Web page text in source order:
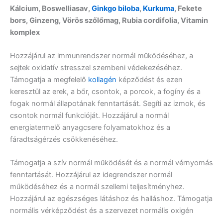
Kálcium, Boswelliasav, Ginkgo biloba, Kurkuma, Fekete
bors, Ginzeng, Vörös szőlőmag, Rubia cordifolia, Vitamin
komplex
Hozzájárul az immunrendszer normál működéséhez, a
sejtek oxidatív stresszel szembeni védekezéséhez.
Támogatja a megfelelő kollagén képződést és ezen
keresztül az erek, a bőr, csontok, a porcok, a fogíny és a
fogak normál állapotának fenntartását. Segíti az izmok, és
csontok normál funkcióját. Hozzájárul a normál
energiatermelő anyagcsere folyamatokhoz és a
fáradtságérzés csökkenéséhez.
Támogatja a szív normál működését és a normál vérnyomás
fenntartását. Hozzájárul az idegrendszer normál
működéséhez és a normál szellemi teljesítményhez.
Hozzájárul az egészséges látáshoz és halláshoz. Támogatja
normális vérképződést és a szervezet normális oxigén